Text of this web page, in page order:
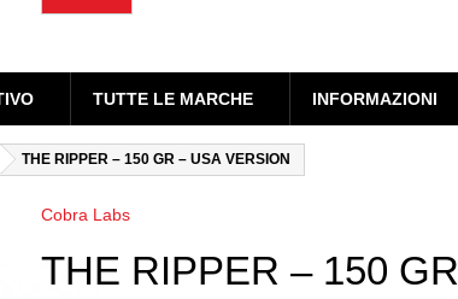
TUTTE LE MARCHE INFORMAZIONI
THE RIPPER – 150 GR – USA VERSION
Cobra Labs
THE RIPPER – 150 GR